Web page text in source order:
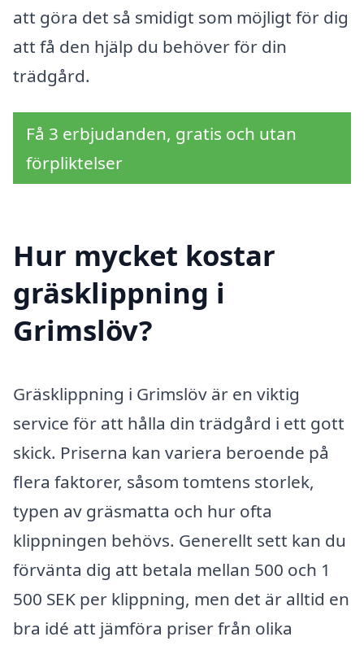
att göra det så smidigt som möjligt för dig
att få den hjälp du behöver för din
trädgård.
Få 3 erbjudanden, gratis och utan
förpliktelser
Hur mycket kostar
gräsklippning i
Grimslöv?
Gräsklippning i Grimslöv är en viktig
service för att hålla din trädgård i ett gott
skick. Priserna kan variera beroende på
flera faktorer, såsom tomtens storlek,
typen av gräsmatta och hur ofta
klippningen behövs. Generellt sett kan du
förvänta dig att betala mellan 500 och 1
500 SEK per klippning, men det är alltid en
bra idé att jämföra priser från olika